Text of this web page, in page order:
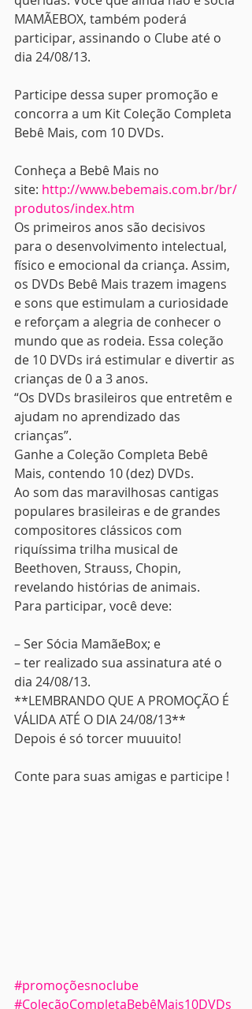
MAMÃEBOX, também poderá
participar, assinando o Clube até o
dia 24/08/13.
Participe dessa super promoção e
concorra a um Kit Coleção Completa
Bebê Mais, com 10 DVDs.
Conheça a Bebê Mais no
site: http://www.bebemais.com.br/br/
produtos/index.htm
Os primeiros anos são decisivos
para o desenvolvimento intelectual,
físico e emocional da criança. Assim,
os DVDs Bebê Mais trazem imagens
e sons que estimulam a curiosidade
e reforçam a alegria de conhecer o
mundo que as rodeia. Essa coleção
de 10 DVDs irá estimular e divertir as
crianças de 0 a 3 anos.
“Os DVDs brasileiros que entretêm e
ajudam no aprendizado das
crianças”.
Ganhe a Coleção Completa Bebê
Mais, contendo 10 (dez) DVDs.
Ao som das maravilhosas cantigas
populares brasileiras e de grandes
compositores clássicos com
riquíssima trilha musical de
Beethoven, Strauss, Chopin,
revelando histórias de animais.
Para participar, você deve:
– Ser Sócia MamãeBox; e
– ter realizado sua assinatura até o
dia 24/08/13.
**LEMBRANDO QUE A PROMOÇÃO É
VÁLIDA ATÉ O DIA 24/08/13**
Depois é só torcer muuuito!
Conte para suas amigas e participe !
#promoçõesnoclube
#ColeçãoCompletaBebêMais10DVDs